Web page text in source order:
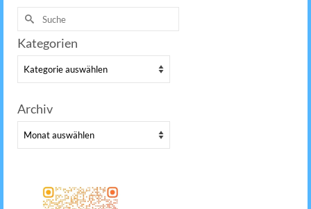
Suche
nach:
Kategorien
Kategorien
Archiv
Archiv